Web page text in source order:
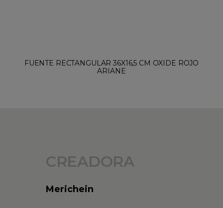
FUENTE RECTANGULAR 36X16,5 CM OXIDE ROJO
ARIANE
CREADORA
Merichein